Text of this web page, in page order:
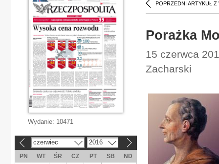
POPRZEDNI ARTYKUŁ Z
Porażka
15 czerwca
Zacharski
Wydanie: 10471
czerwiec 2016
PN WT ŚR CZ PT SB
ND